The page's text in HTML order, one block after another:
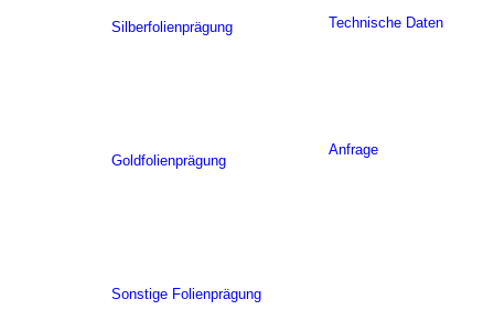
Silberfolienprägung
Goldfolienprägung
Sonstige Folienprägung
Technische Daten
Anfrage